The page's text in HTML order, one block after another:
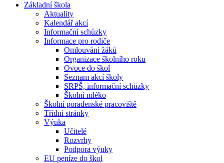
Základní škola
Aktuality
Kalendář akcí
Informační schůzky
Informace pro rodiče
Omlouvání žáků
Organizace školního roku
Ovoce do škol
Seznam akcí školy
SRPŠ, informační schůzky
Školní mléko
Školní poradenské pracoviště
Třídní stránky
Výuka
Učitelé
Rozvrhy
Podpora výuky
EU peníze do škol